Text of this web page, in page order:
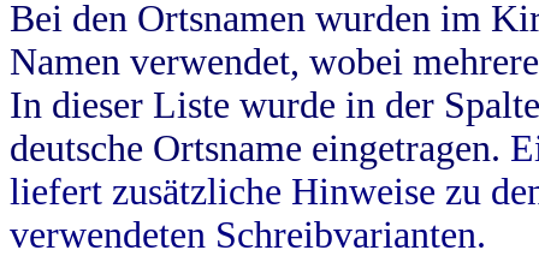
Bei den Ortsnamen wurden im
Namen verwendet, wobei
In dieser Liste wurde in der
deutsche Ortsname eingetragen.
liefert zusätzliche Hinweise zu
verwendeten Schreibvarianten.